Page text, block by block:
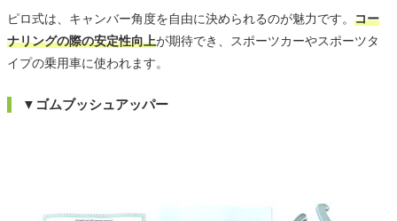
ピロ式は、キャンバー角度を自由に決められるのが魅力です。 コー
ナリングの際の安定性向上が期待でき、スポーツカーやスポーツタ
イプの乗用車に使われます。
▼ゴムブッシュアッパー